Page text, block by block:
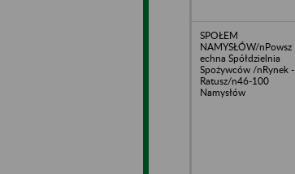
SPOŁEM
NAMYSŁÓW/nPowsz
echna Spółdzielnia
Spożywców /nRynek -
Ratusz/n46-100
Namysłów